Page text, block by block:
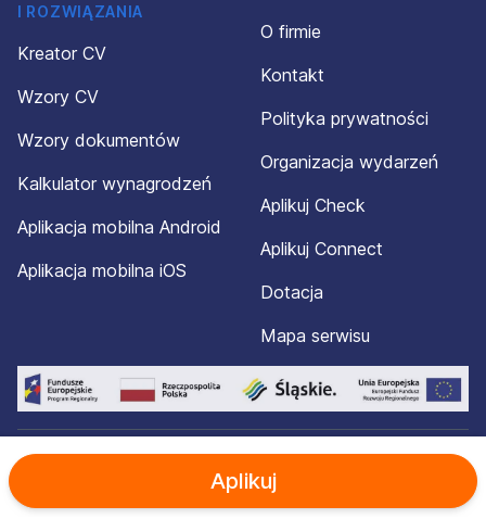
Aplikuj
I ROZWIĄZANIA
Kreator CV
Wzory CV
Wzory dokumentów
Kalkulator wynagrodzeń
Aplikacja mobilna Android
Aplikacja mobilna iOS
O firmie
Kontakt
Polityka prywatności
Organizacja wydarzeń
Aplikuj Check
Aplikuj Connect
Dotacja
Mapa serwisu
© 2012-2026 Aplikuj.pl®. Wszelkie prawa zastrzeżone.